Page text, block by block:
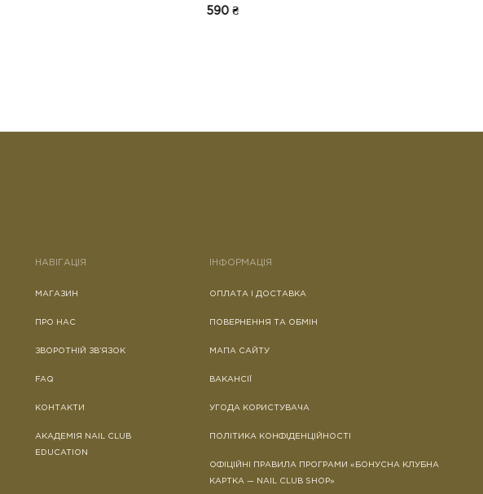
НАВІГАЦІЯ
МАГАЗИН
ПРО НАС
ЗВОРОТНІЙ ЗВ’ЯЗОК
FAQ
КОНТАКТИ
АКАДЕМІЯ NAIL CLUB
EDUCATION
ІНФОРМАЦІЯ
ОПЛАТА І ДОСТАВКА
ПОВЕРНЕННЯ ТА ОБМІН
МАПА САЙТУ
ВАКАНСІЇ
УГОДА КОРИСТУВАЧА
ПОЛІТИКА КОНФІДЕНЦІЙНОСТІ
ОФІЦІЙНІ ПРАВИЛА ПРОГРАМИ «БОНУСНА КЛУБНА
КАРТКА — NAIL CLUB SHOP»